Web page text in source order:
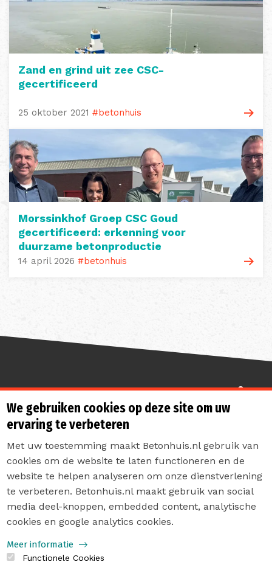
Zand en grind uit zee CSC-
gecertificeerd
25 oktober 2021 #betonhuis
Morssinkhof Groep CSC Goud
gecertificeerd: erkenning voor
duurzame betonproductie
14 april 2026 #betonhuis
Sterk de toekomst in
Contact
Privacyverklaring
Sitemap
We gebruiken cookies op deze site om uw
ervaring te verbeteren
Met uw toestemming maakt Betonhuis.nl gebruik van
cookies om de website te laten functioneren en de
website te helpen analyseren om onze dienstverlening
te verbeteren. Betonhuis.nl maakt gebruik van social
media deel-knoppen, embedded content, analytische
cookies en google analytics cookies.
Meer informatie
Functionele Cookies